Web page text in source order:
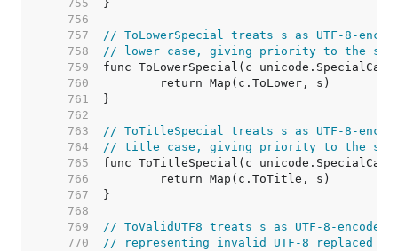
   755
   756
   757
// ToLowerSpecial treats s as UTF-8-
   758
// lower case, giving priority to the
   759
   760
   761
   762
   763
// ToTitleSpecial treats s as UTF-8-
   764
// title case, giving priority to the
   765
   766
   767
   768
   769
// ToValidUTF8 treats s as UTF-8-
   770
// representing invalid UTF-8 replaced